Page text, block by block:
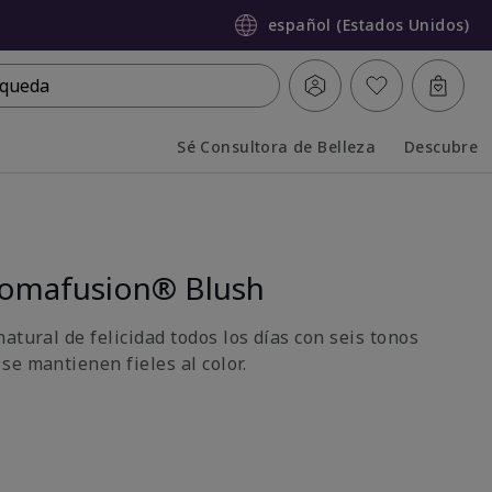
español (Estados Unidos)
Sé Consultora de Belleza Descubre
Blush
de felicidad todos los días con seis tonos
mantienen fieles al color.